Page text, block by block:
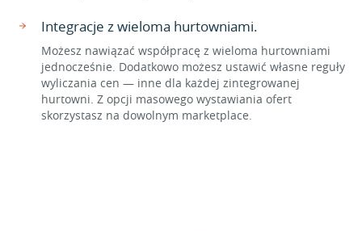
Integracje z wieloma hurtowniami.
Możesz nawiązać współpracę z wieloma hurtowniami
jednocześnie. Dodatkowo możesz ustawić własne reguły
wyliczania cen — inne dla każdej zintegrowanej
hurtowni. Z opcji masowego wystawiania ofert
skorzystasz na dowolnym marketplace.